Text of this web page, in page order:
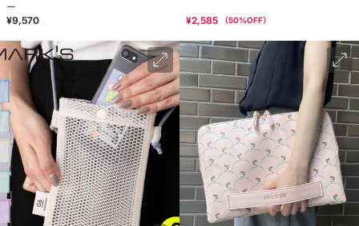
ー
¥9,570 ¥2,585 （50%OFF）